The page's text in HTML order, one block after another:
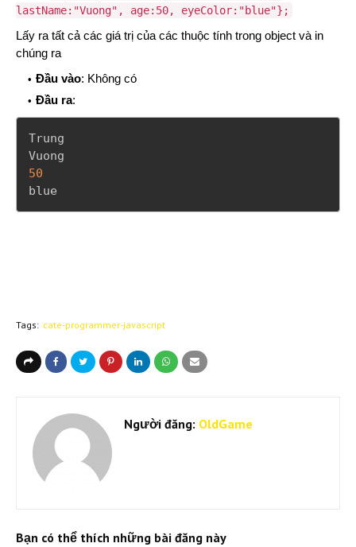
lastName: "Vuong" , age: 50, eyeColor: "blue"};
Lấy ra tất cả các giá trị của các thuộc tính trong object và in
chúng ra
Đầu vào: Không có
Đầu ra:
Trung
50
blue
Tags: cate-programmer-javascript
Người đăng: OldGame
Bạn có thể thích những bài đăng này